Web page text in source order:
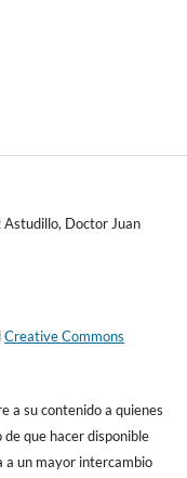
Doctor Juan
Creative Commons
a su contenido a quienes
que hacer disponible
a un mayor intercambio